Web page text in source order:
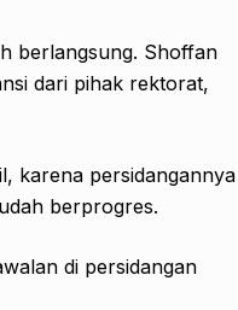
berlangsung. Shoffan
dari pihak rektorat,
karena persidangannya
berprogres.
di persidangan